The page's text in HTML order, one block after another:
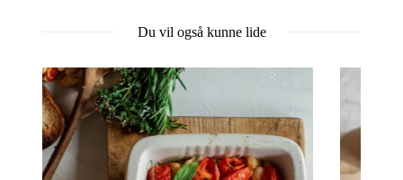
Du vil også kunne lide